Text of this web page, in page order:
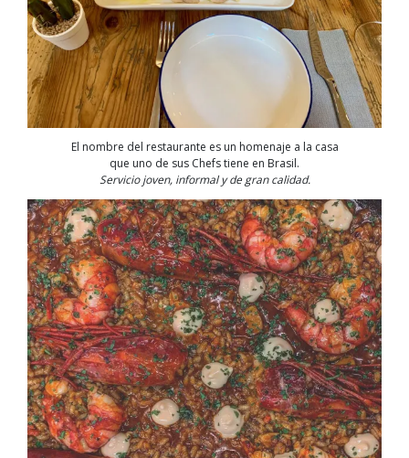
El nombre del restaurante es un homenaje a la casa
que uno de sus Chefs tiene en Brasil.
Servicio joven, informal y de gran calidad.